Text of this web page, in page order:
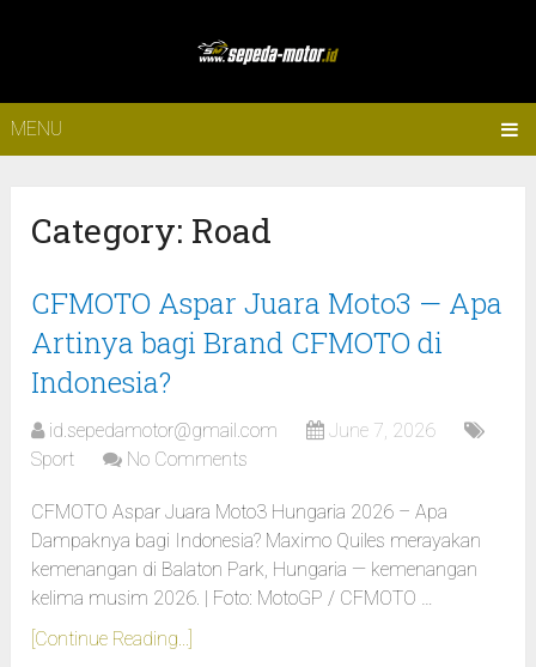
MENU
Category: Road
CFMOTO Aspar Juara Moto3 — Apa
Artinya bagi Brand CFMOTO di
Indonesia?
id.sepedamotor@gmail.com
June 7, 2026
Sport
No Comments
CFMOTO Aspar Juara Moto3 Hungaria 2026 – Apa
Dampaknya bagi Indonesia? Maximo Quiles merayakan
kemenangan di Balaton Park, Hungaria — kemenangan
kelima musim 2026. | Foto: MotoGP / CFMOTO …
[Continue Reading...]